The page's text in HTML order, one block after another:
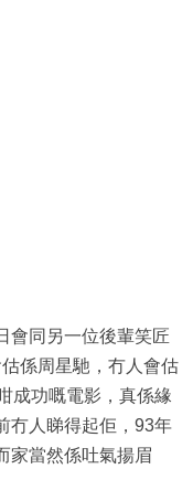
會同另一位後輩笑匠
係周星馳，冇人會估
成功嘅電影，真係緣
冇人睇得起佢，93年
家當然係吐氣揚眉